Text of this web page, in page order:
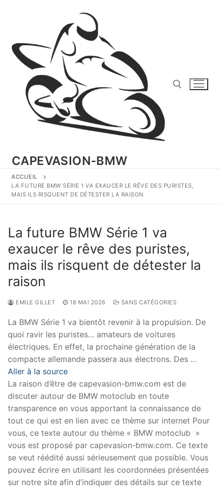
CAPEVASION-BMW
ACCUEIL
LA FUTURE BMW SÉRIE 1 VA EXAUCER LE RÊVE DES PURISTES,
MAIS ILS RISQUENT DE DÉTESTER LA RAISON
La future BMW Série 1 va
exaucer le rêve des puristes,
mais ils risquent de détester la
raison
EMILE GILLET 18 MAI 2026 SANS CATÉGORIES
La BMW Série 1 va bientôt revenir à la propulsion. De
quoi ravir les puristes… amateurs de voitures
électriques. En effet, la prochaine génération de la
compacte allemande passera aux électrons. Des …
Aller à la source
La raison d’être de capevasion-bmw.com est de
discuter autour de BMW motoclub en toute
transparence en vous apportant la connaissance de
tout ce qui est en lien avec ce thème sur internet Pour
vous, ce texte autour du thème « BMW motoclub »
vous est proposé par capevasion-bmw.com. Ce texte
se veut réédité aussi sérieusement que possible. Vous
pouvez écrire en utilisant les coordonnées présentées
sur notre site afin d’indiquer des détails sur ce texte